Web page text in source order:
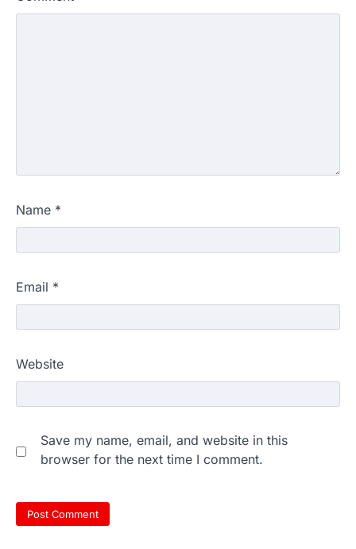
Name *
Email *
Website
Save my name, email, and website in this
browser for the next time I comment.